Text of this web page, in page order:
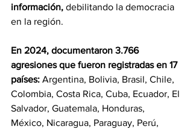
información, debilitando la democracia
en la región.
En 2024, documentaron 3.766
agresiones que fueron registradas en 17
países: Argentina, Bolivia, Brasil, Chile,
Colombia, Costa Rica, Cuba, Ecuador, El
Salvador, Guatemala, Honduras,
México, Nicaragua, Paraguay, Perú,